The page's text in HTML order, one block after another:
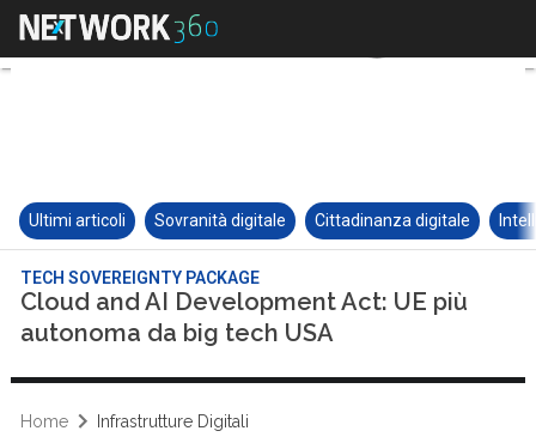
Ultimi articoli Sovranità digitale Cittadinanza digitale
TECH SOVEREIGNTY PACKAGE
Cloud and AI Development Act: UE più
autonoma da big tech USA
Home Infrastrutture Digitali